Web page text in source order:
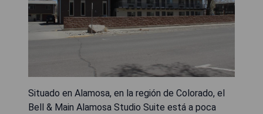
Situado en Alamosa, en la región de Colorado, el
Bell & Main Alamosa Studio Suite está a poca